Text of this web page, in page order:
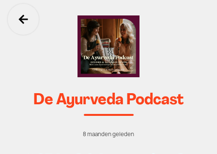
Ga terug
De Ayurveda Podcast
8 maanden geleden